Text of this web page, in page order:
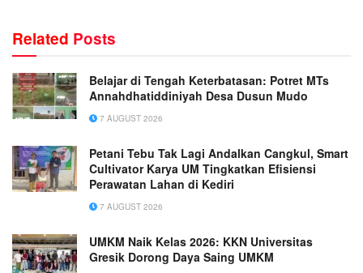
Related Posts
Belajar di Tengah Keterbatasan: Potret MTs
Annahdhatiddiniyah Desa Dusun Mudo
7 AUGUST 2026
Petani Tebu Tak Lagi Andalkan Cangkul, Smart
Cultivator Karya UM Tingkatkan Efisiensi
Perawatan Lahan di Kediri
7 AUGUST 2026
UMKM Naik Kelas 2026: KKN Universitas
Gresik Dorong Daya Saing UMKM